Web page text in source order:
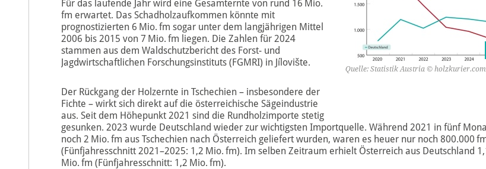
Quelle: Statistik Austria © holzkurier.com
Für das laufende Jahr wird eine Gesamternte von rund 16 Mio.
fm erwartet. Das Schadholzaufkommen könnte mit
prognostizierten 6 Mio. fm sogar unter dem langjährigen Mittel
2006 bis 2015 von 7 Mio. fm liegen. Die Zahlen für 2024
stammen aus dem Waldschutzbericht des Forst- und
Jagdwirtschaftlichen Forschungsinstituts (FGMRI) in Jílovište.
Der Rückgang der Holzernte in Tschechien – insbesondere der
Fichte – wirkt sich direkt auf die österreichische Sägeindustrie
aus. Seit dem Höhepunkt 2021 sind die Rundholzimporte stetig
gesunken. 2023 wurde Deutschland wieder zur wichtigsten Importquelle. Während 2021 in fünf
noch 2 Mio. fm aus Tschechien nach Österreich geliefert wurden, waren es heuer nur noch 800.000
(Fünfjahresschnitt 2021–2025: 1,2 Mio. fm). Im selben Zeitraum erhielt Österreich aus Deutschland
Mio. fm (Fünfjahresschnitt: 1,2 Mio. fm).